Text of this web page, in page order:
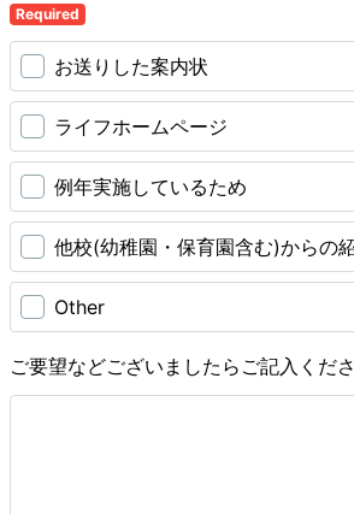
Required
お送りした案内状
ライフホームページ
例年実施しているため
他校(幼稚園・保育園含む)からの
Other
ご要望などございましたらご記入くだ